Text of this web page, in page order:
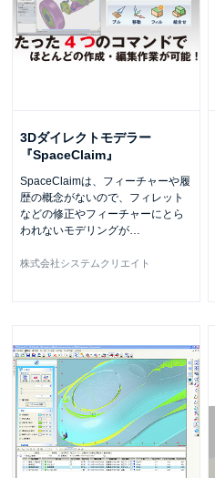
3Dダイレクトモデラー
『SpaceClaim』
SpaceClaimは、フィーチャーや履
歴の概念がないので、フィレット
などの修正やフィーチャーにとら
われないモデリングが…
株式会社システムクリエイト